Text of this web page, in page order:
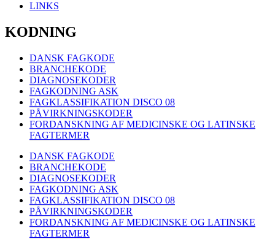
LINKS
KODNING
DANSK FAGKODE
BRANCHEKODE
DIAGNOSEKODER
FAGKODNING ASK
FAGKLASSIFIKATION DISCO 08
PÅVIRKNINGSKODER
FORDANSKNING AF MEDICINSKE OG LATINSKE
FAGTERMER
DANSK FAGKODE
BRANCHEKODE
DIAGNOSEKODER
FAGKODNING ASK
FAGKLASSIFIKATION DISCO 08
PÅVIRKNINGSKODER
FORDANSKNING AF MEDICINSKE OG LATINSKE
FAGTERMER